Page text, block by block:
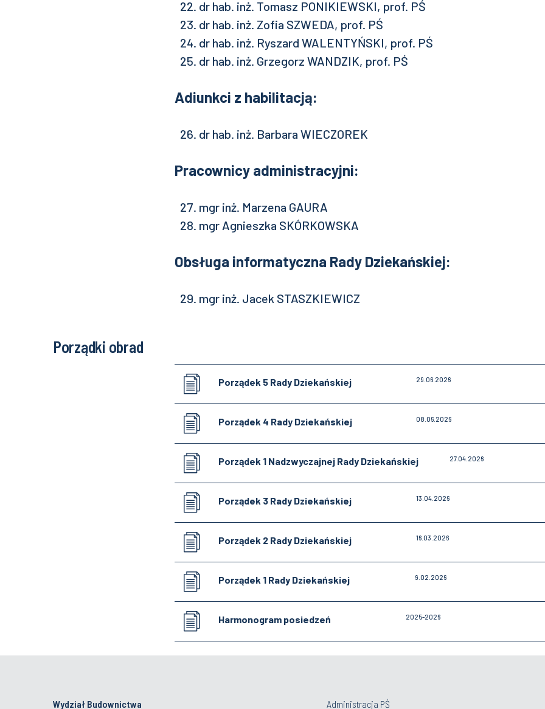
dr hab. inż. Tomasz PONIKIEWSKI, prof. PŚ
dr hab. inż. Zofia SZWEDA, prof. PŚ
dr hab. inż. Ryszard WALENTYŃSKI, prof. PŚ
dr hab. inż. Grzegorz WANDZIK, prof. PŚ
Adiunkci z habilitacją:
dr hab. inż. Barbara WIECZOREK
Pracownicy administracyjni:
mgr inż. Marzena GAURA
mgr Agnieszka SKÓRKOWSKA
Obsługa informatyczna Rady Dziekańskiej:
mgr inż. Jacek STASZKIEWICZ
Porządki obrad
Porządek 5 Rady Dziekańskiej 29.06.2026
Porządek 4 Rady Dziekańskiej 08.06.2026
Porządek 1 Nadzwyczajnej Rady Dziekańskiej 27.04.2026
Porządek 3 Rady Dziekańskiej 13.04.2026
Porządek 2 Rady Dziekańskiej 16.03.2026
Porządek 1 Rady Dziekańskiej 9.02.2026
Harmonogram posiedzeń 2025-2026
Wydział Budownictwa Administracja PŚ